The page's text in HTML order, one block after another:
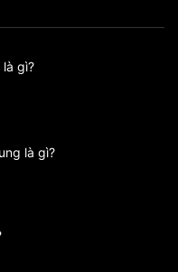
gì?
là gì?